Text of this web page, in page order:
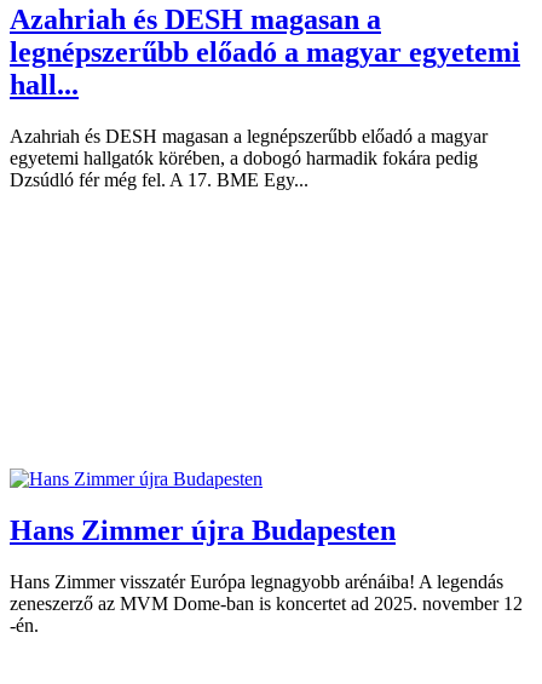
Azahriah és DESH magasan a
legnépszerűbb előadó a magyar egyetemi
hall...
Azahriah és DESH magasan a legnépszerűbb előadó a magyar
egyetemi hallgatók körében, a dobogó harmadik fokára pedig
Dzsúdló fér még fel. A 17. BME Egy...
Hans Zimmer újra Budapesten
Hans Zimmer visszatér Európa legnagyobb arénáiba! A legendás
zeneszerző az MVM Dome-ban is koncertet ad 2025. november 12
-én.